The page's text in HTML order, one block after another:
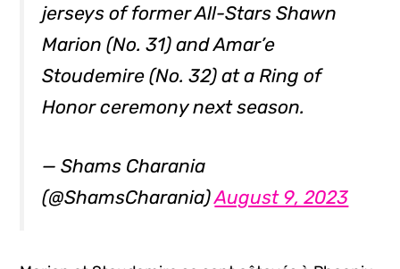
jerseys of former All-Stars Shawn
Marion (No. 31) and Amar’e
Stoudemire (No. 32) at a Ring of
Honor ceremony next season.
— Shams Charania
(@ShamsCharania)August 9, 2023